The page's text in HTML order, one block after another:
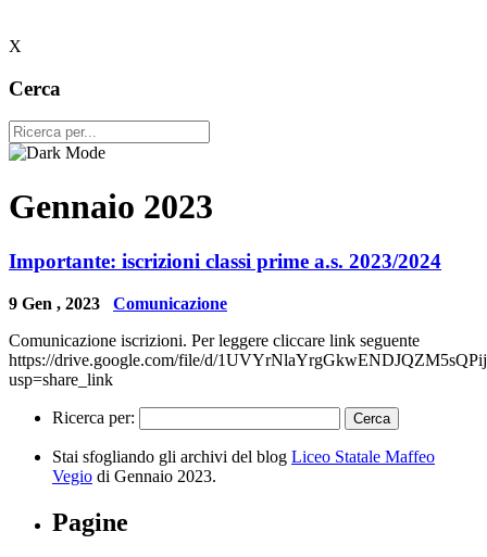
X
Cerca
Gennaio 2023
Importante: iscrizioni classi prime a.s. 2023/2024
9 Gen , 2023 Comunicazione
Comunicazione iscrizioni. Per leggere cliccare link seguente
https://drive.google.com/file/d/
usp=share_link
Ricerca per:
Stai sfogliando gli archivi del blog Liceo Statale Maffeo
Vegio di Gennaio 2023.
Pagine